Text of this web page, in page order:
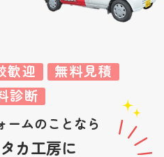
歓迎
無料見積
診断
ームのことなら
カ工房に